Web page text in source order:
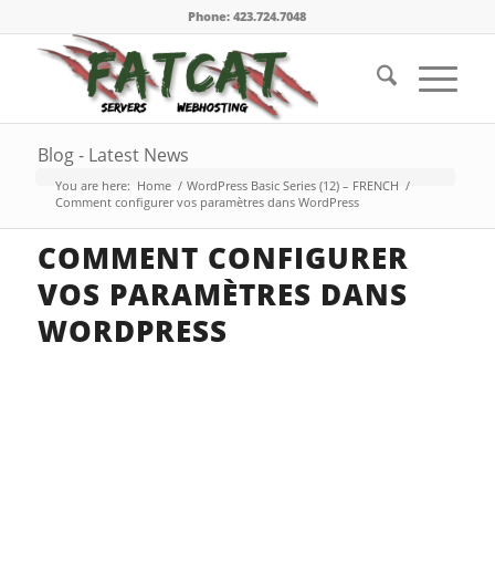
Phone: 423.724.7048
Blog - Latest News
You are here: Home / WordPress Basic Series (12) – FRENCH /
Comment configurer vos paramètres dans WordPress
COMMENT CONFIGURER
VOS PARAMÈTRES DANS
WORDPRESS